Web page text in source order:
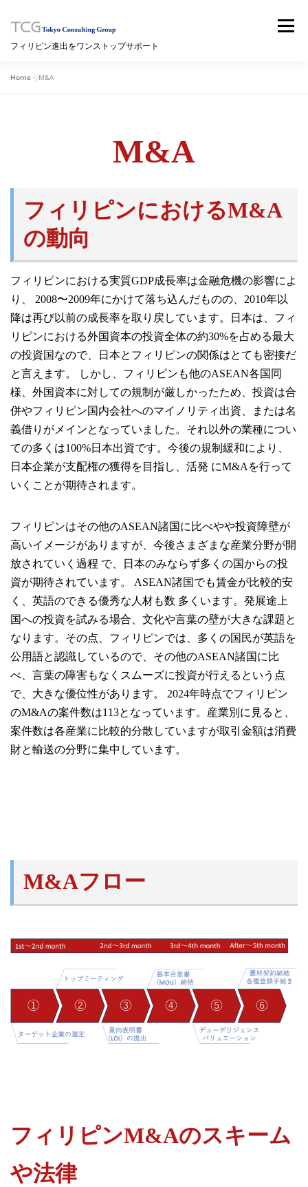
フィリピン進出をワンストップサポート
メニュー
海外情報サイト（WIKI）
Home »M&A
M&A
フィリピンにおけるM&A
の動向
フィリピンにおける実質GDP成長率は金融危機の影響によ
り、 2008〜2009年にかけて落ち込んだものの、2010年以
降は再び以前の成長率を取り戻しています。日本は、フィ
リピンにおける外国資本の投資全体の約30%を占める最大
の投資国なので、日本とフィリピンの関係はとても密接だ
と言えます。 しかし、フィリピンも他のASEAN各国同
様、外国資本に対しての規制が厳しかったため、投資は合
併やフィリピン国内会社へのマイノリティ出資、または名
義借りがメインとなっていました。それ以外の業種につい
ての多くは100%日本出資です。今後の規制緩和により、
日本企業が支配権の獲得を目指し、活発 にM&Aを行って
いくことが期待されます。
フィリピンはその他のASEAN諸国に比べやや投資障壁が
高いイメージがありますが、今後さまざまな産業分野が開
放されていく過程 で、日本のみならず多くの国からの投
資が期待されています。 ASEAN諸国でも賃金が比較的安
く、英語のできる優秀な人材も数 多くいます。発展途上
国への投資を試みる場合、文化や言葉の壁が大きな課題と
なります。その点、フィリピンでは、多くの国民が英語を
公用語と認識しているので、その他のASEAN諸国に比
べ、言葉の障害もなくスムーズに投資が行えるという点
で、大きな優位性があります。 2024年時点でフィリピン
のM&Aの案件数は113となっています。産業別に見ると、
案件数は各産業に比較的分散していますが取引金額は消費
財と輸送の分野に集中しています。
M&Aフロー
フィリピンM&Aのスキーム
や法律